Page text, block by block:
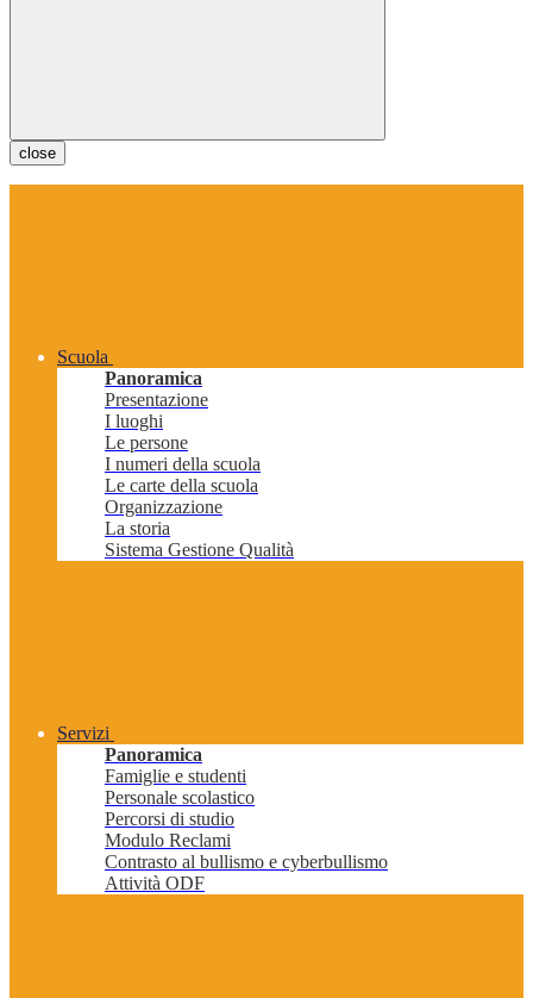
close
Scuola
Panoramica
Presentazione
I luoghi
Le persone
I numeri della scuola
Le carte della scuola
Organizzazione
La storia
Sistema Gestione Qualità
Servizi
Panoramica
Famiglie e studenti
Personale scolastico
Percorsi di studio
Modulo Reclami
Contrasto al bullismo e cyberbullismo
Attività ODF